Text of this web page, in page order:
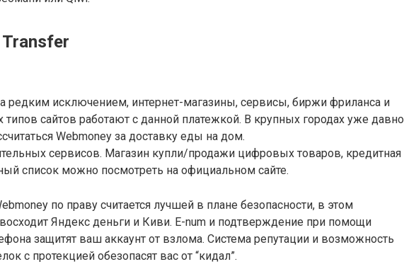
Transfer
редким исключением, интернет-магазины, сервисы, биржи фриланса и
типов сайтов работают с данной платежкой. В крупных городах уже давно
Webmoney за доставку еды на дом.
сервисов. Магазин купли/продажи цифровых товаров, кредитная
список можно посмотреть на официальном сайте.
по праву считается лучшей в плане безопасности, в этом
Яндекс деньги и Киви. E-num и подтверждение при помощи
защитят ваш аккаунт от взлома. Система репутации и возможность
с протекцией обезопасят вас от “кидал”.